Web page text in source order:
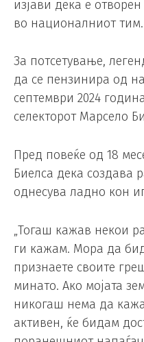
изјави дека е
во националниот тим.
За потсетување,
да се пензинира од
септември 2024
селекторот Марсело
Пред повеќе од 18
Биелса дека создава
однесува ладно кон
„Тогаш кажав некои
ги кажам. Мора да
признаете своите
минато. Ако мојата
никогаш нема да
активен, ќе бидам